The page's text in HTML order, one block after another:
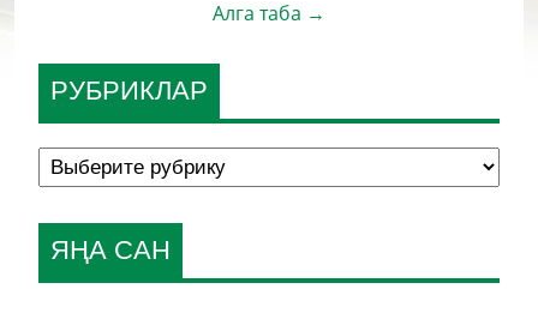
Алга таба →
РУБРИКЛАР
ЯҢА САН